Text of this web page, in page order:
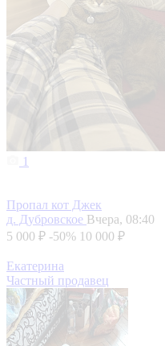
1
Пропал кот Джек
д. Дубровское Вчера, 08:40
5 000 ₽ -50% 10 000 ₽
Екатерина
Частный продавец